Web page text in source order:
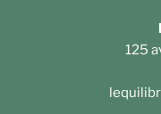
125